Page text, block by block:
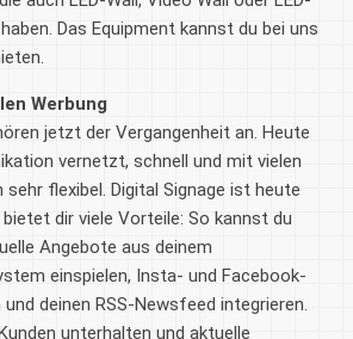
Das Equipment kannst du bei uns
Werbung
jetzt der Vergangenheit an. Heute
vernetzt, schnell und mit vielen
flexibel. Digital Signage ist heute
dir viele Vorteile: So kannst du
Angebote aus deinem
einspielen, Insta- und Facebook-
deinen RSS-Newsfeed integrieren.
unterhalten und aktuelle